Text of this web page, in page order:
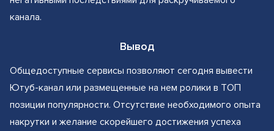
канала.
Вывод
Общедоступные сервисы позволяют сегодня вывести
Ютуб-канал или размещенные на нем ролики в ТОП
позиции популярности. Отсутствие необходимого опыта
накрутки и желание скорейшего достижения успеха